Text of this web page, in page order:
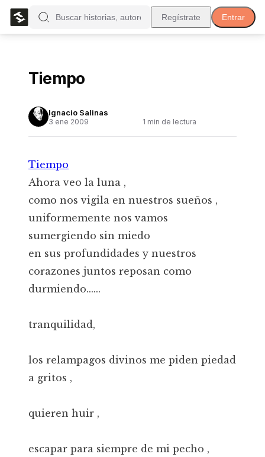
Regístrate Entrar
Tiempo
Ignacio Salinas
3 ene 2009 1 min de lectura
Tiempo
Ahora veo la luna ,
como nos vigila en nuestros sueños ,
uniformemente nos vamos
sumergiendo sin miedo
en sus profundidades y nuestros
corazones juntos reposan como
durmiendo......
tranquilidad,
los relampagos divinos me piden piedad
a gritos ,
quieren huir ,
escapar para siempre de mi pecho ,